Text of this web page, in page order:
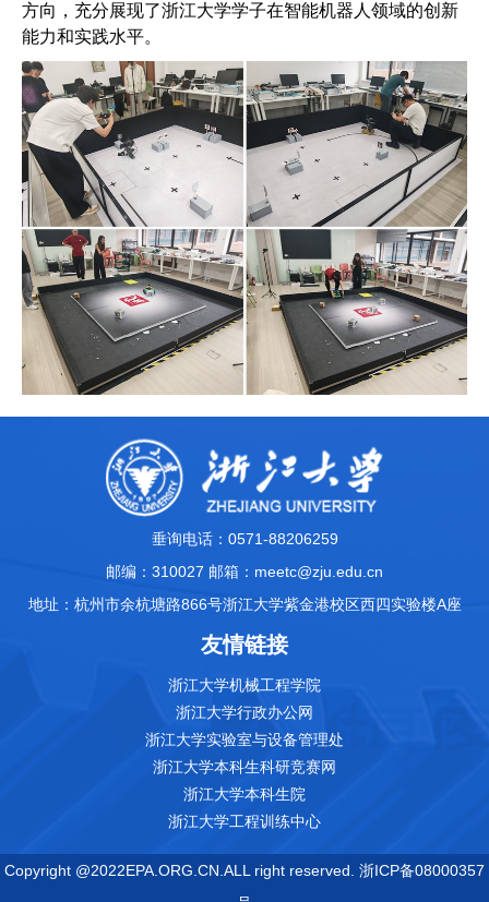
方向，充分展现了浙江大学学子在智能机器人领域的创新
能力和实践水平。
垂询电话：0571-88206259
邮编：310027 邮箱：meetc@zju.edu.cn
地址：杭州市余杭塘路866号浙江大学紫金港校区西四实验楼A座
友情链接
浙江大学机械工程学院
浙江大学行政办公网
浙江大学实验室与设备管理处
浙江大学本科生科研竞赛网
浙江大学本科生院
浙江大学工程训练中心
Copyright @2022EPA.ORG.CN.ALL right reserved. 浙ICP备08000357